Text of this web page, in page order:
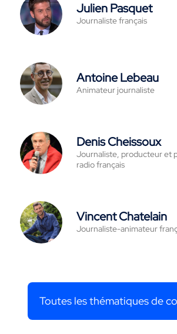
Julien Pasquet
Journaliste français
Antoine Lebeau
Animateur journaliste
Denis Cheissoux
Journaliste, producteur et
radio français
Vincent Chatelain
Journaliste-animateur
Toutes les thématiques de